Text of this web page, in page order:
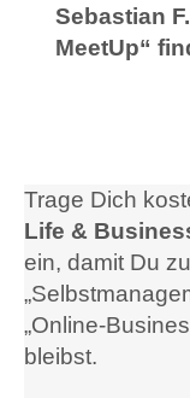
Sebastian
MeetUp“
Trage Dich
Life &
ein, damit Du
„Online-
bleibst.